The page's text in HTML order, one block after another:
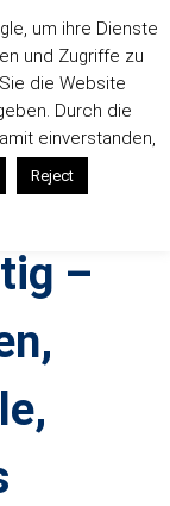
–
um ihre Dienste
und Zugriffe zu
die Website
Durch die
einverstanden,
Reject